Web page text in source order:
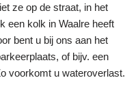
ze op de straat, in het
een kolk in Waalre heeft
bent u bij ons aan het
of bijv. een
voorkomt u wateroverlast.